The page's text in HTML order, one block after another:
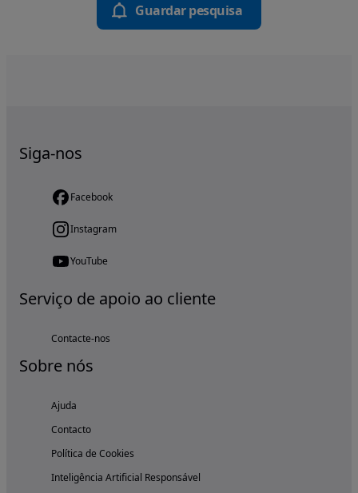
Guardar pesquisa
Siga-nos
Facebook
Instagram
YouTube
Serviço de apoio ao cliente
Contacte-nos
Sobre nós
Ajuda
Contacto
Política de Cookies
Inteligência Artificial Responsável